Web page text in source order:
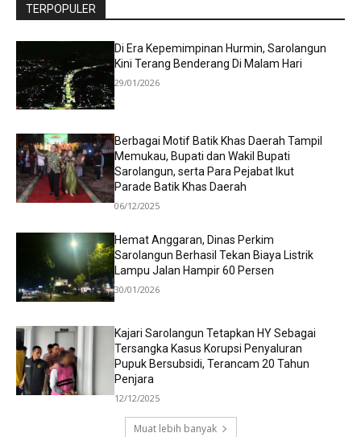
TERPOPULER
Di Era Kepemimpinan Hurmin, Sarolangun
Kini Terang Benderang Di Malam Hari
29/01/2026
Berbagai Motif Batik Khas Daerah Tampil
Memukau, Bupati dan Wakil Bupati
Sarolangun, serta Para Pejabat Ikut
Parade Batik Khas Daerah
06/12/2025
Hemat Anggaran, Dinas Perkim
Sarolangun Berhasil Tekan Biaya Listrik
Lampu Jalan Hampir 60 Persen
30/01/2026
Kajari Sarolangun Tetapkan HY Sebagai
Tersangka Kasus Korupsi Penyaluran
Pupuk Bersubsidi, Terancam 20 Tahun
Penjara
12/12/2025
Muat lebih banyak